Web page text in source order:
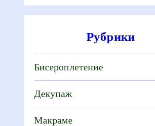
Рубрики
Бисероплетение
Декупаж
Макраме